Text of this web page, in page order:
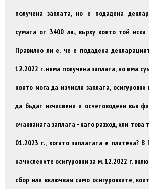
получена заплата, но е подадена
сумата от 3400 лв., върху която той иска
Правилно ли е, че е подадена
12.2022 г. няма получена заплата, но има
която мога да изчисля заплата,
да бъдат изчислени и осчетоводени във
очакваната заплата - като разход, или това
01.2023 г., когато заплатата е платена?
начислените осигуровки за м. 12.2022 г.
сбор или включвам само осигуровките,